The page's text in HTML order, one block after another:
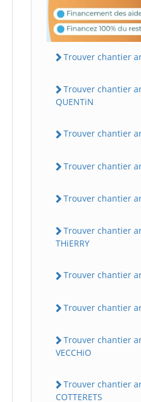
Trouver chantier
Trouver chantier
QUENTiN
Trouver chantier
Trouver chantier
Trouver chantier
Trouver chantier
THiERRY
Trouver chantier
Trouver chantier
Trouver chantier
VECCHiO
Trouver chantier
COTTERETS